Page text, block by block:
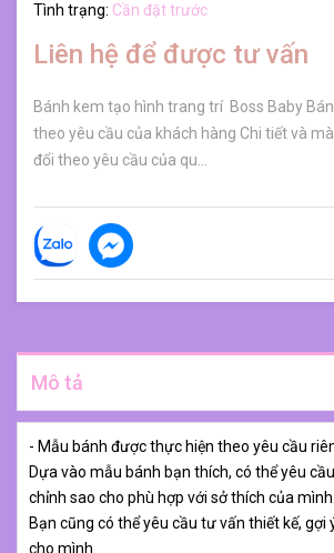
Tình trạng: Cần đặt trước
Liên hệ để được tư vấn
Bánh kem tạo hình trang trí Boss Baby
theo yêu cầu của khách hàng Chi tiết và
đổi theo yêu cầu của qu...
Mô tả
- Mẫu bánh được thực hiện theo yêu cầu
Dựa vào mẫu bánh bạn thích, có thể yêu
chỉnh sao cho phù hợp với sở thích của mình.
Bạn cũng có thể yêu cầu tư vấn thiết kế, gợi
cho mình.